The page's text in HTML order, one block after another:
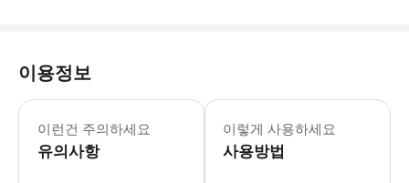
이용정보
이런건 주의하세요
유의사항
이렇게 사용하세요
사용방법